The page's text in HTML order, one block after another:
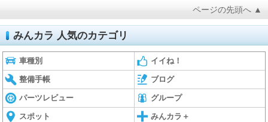
ページの先頭へ ▲
みんカラ 人気のカテゴリ
車種別 イイね！
整備手帳 ブログ
パーツレビュー グループ
スポット みんカラ＋